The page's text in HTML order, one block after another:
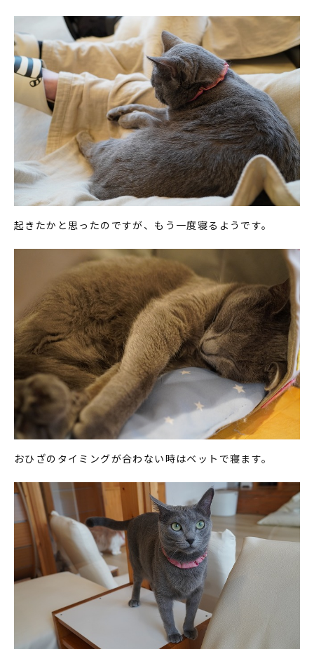
起きたかと思ったのですが、もう一度寝るようです。
おひざのタイミングが合わない時はベットで寝ます。